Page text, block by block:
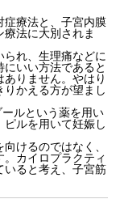
症療法と、子宮内膜
法に大別されま
れ、生理痛などに
いい方法であると
りません。やはり
かえる方が望まし
ルという薬を用い
ルを用いて妊娠し
けるのではなく、
カイロプラクティ
いると考え、子宮筋